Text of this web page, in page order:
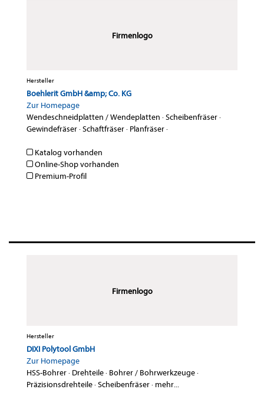
Firmenlogo
Hersteller
Boehlerit GmbH &amp; Co. KG
Zur Homepage
Wendeschneidplatten / Wendeplatten ·Scheibenfräser·
Gewindefräser·Schaftfräser· Planfräser·
Katalog vorhanden
Online-Shop vorhanden
Premium-Profil
Firmenlogo
Hersteller
DIXI Polytool GmbH
Zur Homepage
HSS-Bohrer· Drehteile· Bohrer / Bohrwerkzeuge·
Präzisionsdrehteile·Scheibenfräser· mehr...